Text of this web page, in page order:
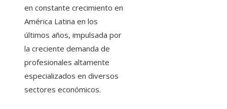
en constante crecimiento en
América Latina en los
últimos años, impulsada por
la creciente demanda de
profesionales altamente
especializados en diversos
sectores económicos.